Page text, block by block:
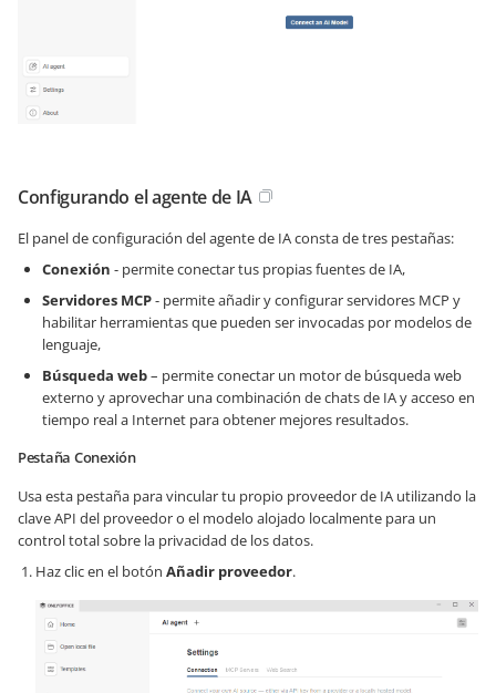
Configurando el agente de IA
El panel de configuración del agente de IA consta de tres pestañas:
Conexión - permite conectar tus propias fuentes de IA,
Servidores MCP- permite añadir y configurar servidores MCP y
habilitar herramientas que pueden ser invocadas por modelos de
lenguaje,
Búsqueda web– permite conectar un motor de búsqueda web
externo y aprovechar una combinación de chats de IA y acceso en
tiempo real a Internet para obtener mejores resultados.
Pestaña Conexión
Usa esta pestaña para vincular tu propio proveedor de IA utilizando la
clave API del proveedor o el modelo alojado localmente para un
control total sobre la privacidad de los datos.
Haz clic en el botón Añadir proveedor.